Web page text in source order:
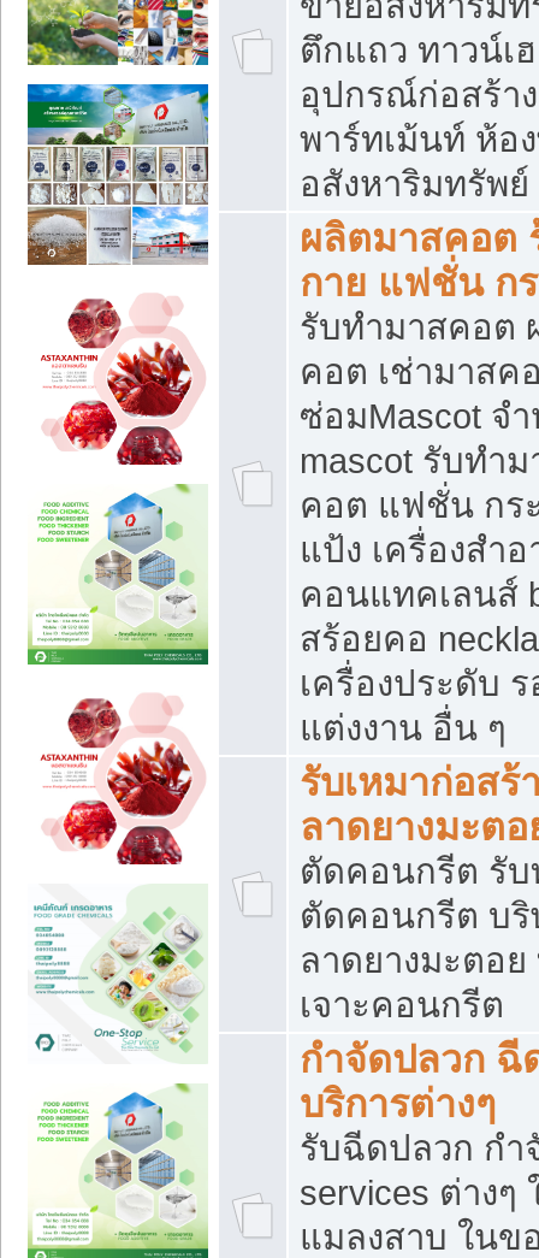
ตึกแถว ทาวน์เ
อุปกรณ์ก่อสร้า
พาร์ทเม้นท์ ห้อ
อสังหาริมทรัพ
ผลิตมาสคอต
กาย แฟชั่น กร
รับทำมาสคอต
คอต เช่ามาสค
ซ่อมMascot จ
mascot รับทำ
คอต แฟชั่น กระ
แป้ง เครื่องสำ
คอนแทคเลนส์
สร้อยคอ
เครื่องประดับ ร
แต่งงาน อื่น ๆ
รับเหมาก่อส
ลาดยางมะต
ตัดคอนกรีต รับ
ตัดคอนกรีต บริ
ลาดยางมะตอ
เจาะคอนกรีต
กำจัดปลวก ฉี
บริการต่างๆ
รับฉีดปลวก กำ
services ต่าง
แมลงสาบ ใน